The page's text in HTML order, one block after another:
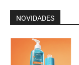
NOVIDADES